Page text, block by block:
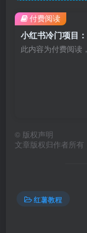
此内容为付费阅读
付费阅读
© 版权声明
文章版权归作者所有
红薯教程